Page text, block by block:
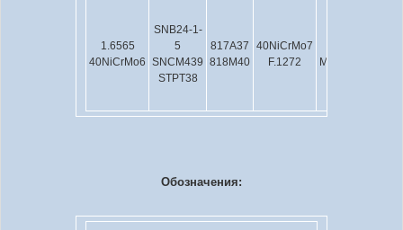
1.6565
40NiCrMo6
SNB24-1-
5
SNCM439
STPT38
817A37
818M40
40NiCrMo7
F.1272
ML40CrNiMoA
Обозначения: